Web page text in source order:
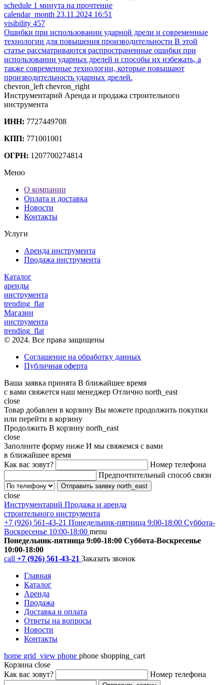
schedule 1 минута на прочтение
calendar_month 23.11.2024 16:51
visibility 457
Ошибки при использовании ударной дрели и современные
технологии для повышения производительности В этой
статье рассматриваются распространенные ошибки при
использовании ударных дрелей и способы их избежать, а
также современные технологии, которые повышают
производительность ударных дрелей.
chevron_left chevron_right
Инструментарий Аренда и продажа строительного
инструмента
ИНН: 7727449708
КПП: 771001001
ОГРН: 1207700274814
Меню
О компании
Оплата и доставка
Новости
Контакты
Услуги
Аренда инструмента
Продажа инструмента
Каталог
аренды
инструмента
trending_flat
Магазин
инструмента
trending_flat
© 2024. Все права защищены
Соглашение на обработку данных
Публичная оферта
Ваша заявка принята В ближайшее время
с вами свяжется наш менеджер Отлично north_east
close
Товар добавлен в корзину Вы можете продолжить покупки
или перейти в корзину
Продолжить В корзину north_east
close
Заполните форму ниже И мы свяжемся с вами
в ближайшее время
Как вас зовут?
Номер телефона
Предпочтительный способ связи
Отправить заявку north_east
close
Инструментарий Продажа и аренда
строительного инструмента
+7 (926) 561-43-21 Понедельник-пятница 9:00-18:00 Суббота-
Воскресенье 10:00-18:00 menu
Понедельник-пятница 9:00-18:00 Суббота-Воскресенье
10:00-18:00
call +7 (926) 561-43-21 Заказать звонок
Главная
Каталог
Аренда
Продажа
Доставка и оплата
Ответы на вопросы
Новости
Контакты
home grid_view phone phone shopping_cart
Корзина close
Как вас зовут?
Номер телефона